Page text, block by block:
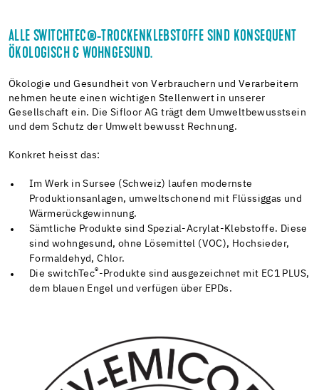
ALLE SWITCHTEC®-TROCKENKLEBSTOFFE SIND KONSEQUENT
ÖKOLOGISCH & WOHNGESUND.
Ökologie und Gesundheit von Verbrauchern und Verarbeitern
nehmen heute einen wichtigen Stellenwert in unserer
Gesellschaft ein. Die Sifloor AG trägt dem Umweltbewusstsein
und dem Schutz der Umwelt bewusst Rechnung.
Konkret heisst das:
Im Werk in Sursee (Schweiz) laufen modernste
Produktionsanlagen, umweltschonend mit Flüssiggas und
Wärmerückgewinnung.
Sämtliche Produkte sind Spezial-Acrylat-Klebstoffe. Diese
sind wohngesund, ohne Lösemittel (VOC), Hochsieder,
Formaldehyd, Chlor.
Die switchTec® -Produkte sind ausgezeichnet mit EC1 PLUS,
dem blauen Engel und verfügen über EPDs.